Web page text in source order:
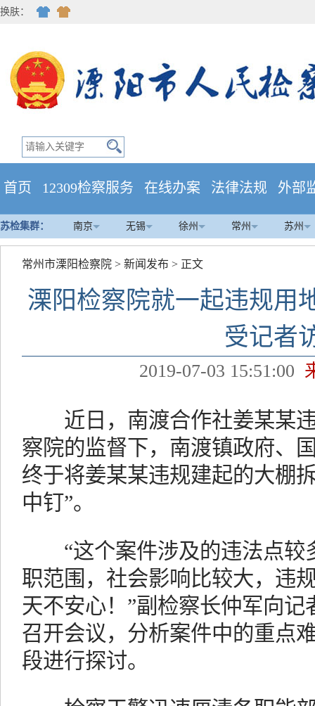
换肤：
首页 12309检察服务 在线办案 法律法规 外部
苏检集群： 南京 无锡 徐州 常州 苏州
常州市溧阳检察院 > 新闻发布 > 正文
溧阳检察院就一起违规用
受记者
2019-07-03 15:51:00
近日，南渡合作社姜某某违
察院的监督下，南渡镇政府、
终于将姜某某违规建起的大棚
中钉”。
“这个案件涉及的违法点较
职范围，社会影响比较大，违
天不安心！”副检察长仲军向
召开会议，分析案件中的重点
段进行探讨。